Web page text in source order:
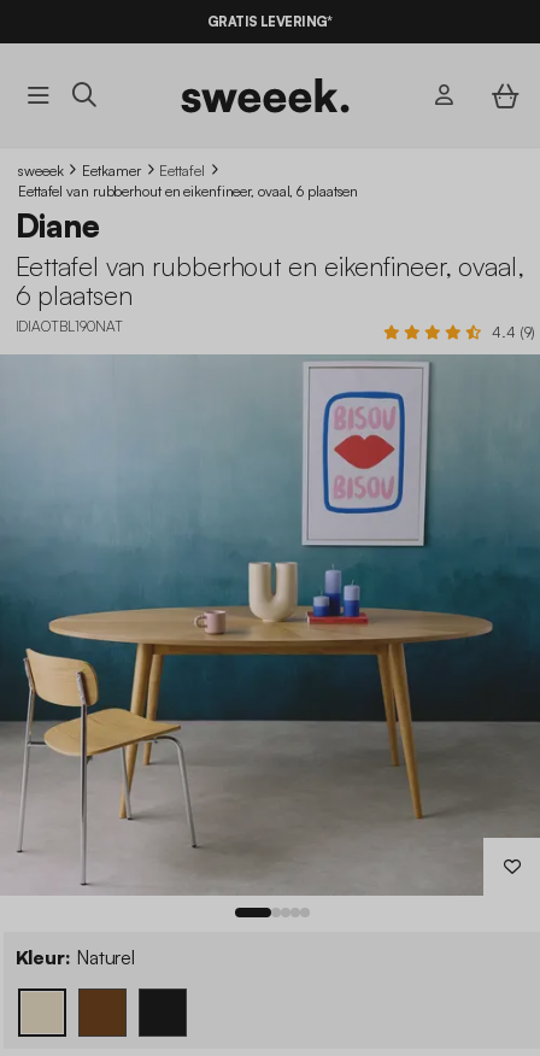
AANBIEDINGEN*MET DE
GRATIS LEVERING*
sweeek Eetkamer
Eettafel
Eettafel van rubberhout en eikenfineer, ovaal, 6 plaatsen
Diane
Eettafel van rubberhout en eikenfineer, ovaal,
6 plaatsen
IDIAOTBL190NAT 4.4 (9)
Kleur: Naturel